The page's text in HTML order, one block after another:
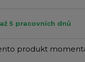
5 pracovních dnů
produkt